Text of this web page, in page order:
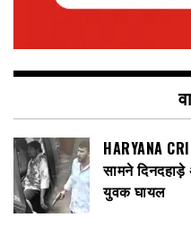
HARYANA
सामने दिनदहाड़े
युवक घायल